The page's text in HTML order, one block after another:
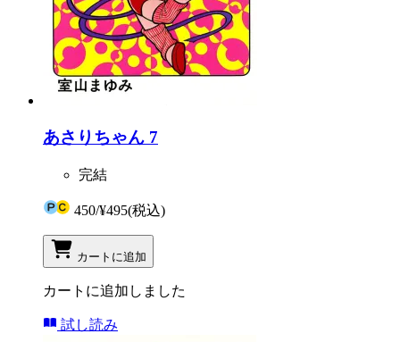
あさりちゃん 7
完結
450/¥495(税込)
カートに追加
カートに追加しました
試し読み